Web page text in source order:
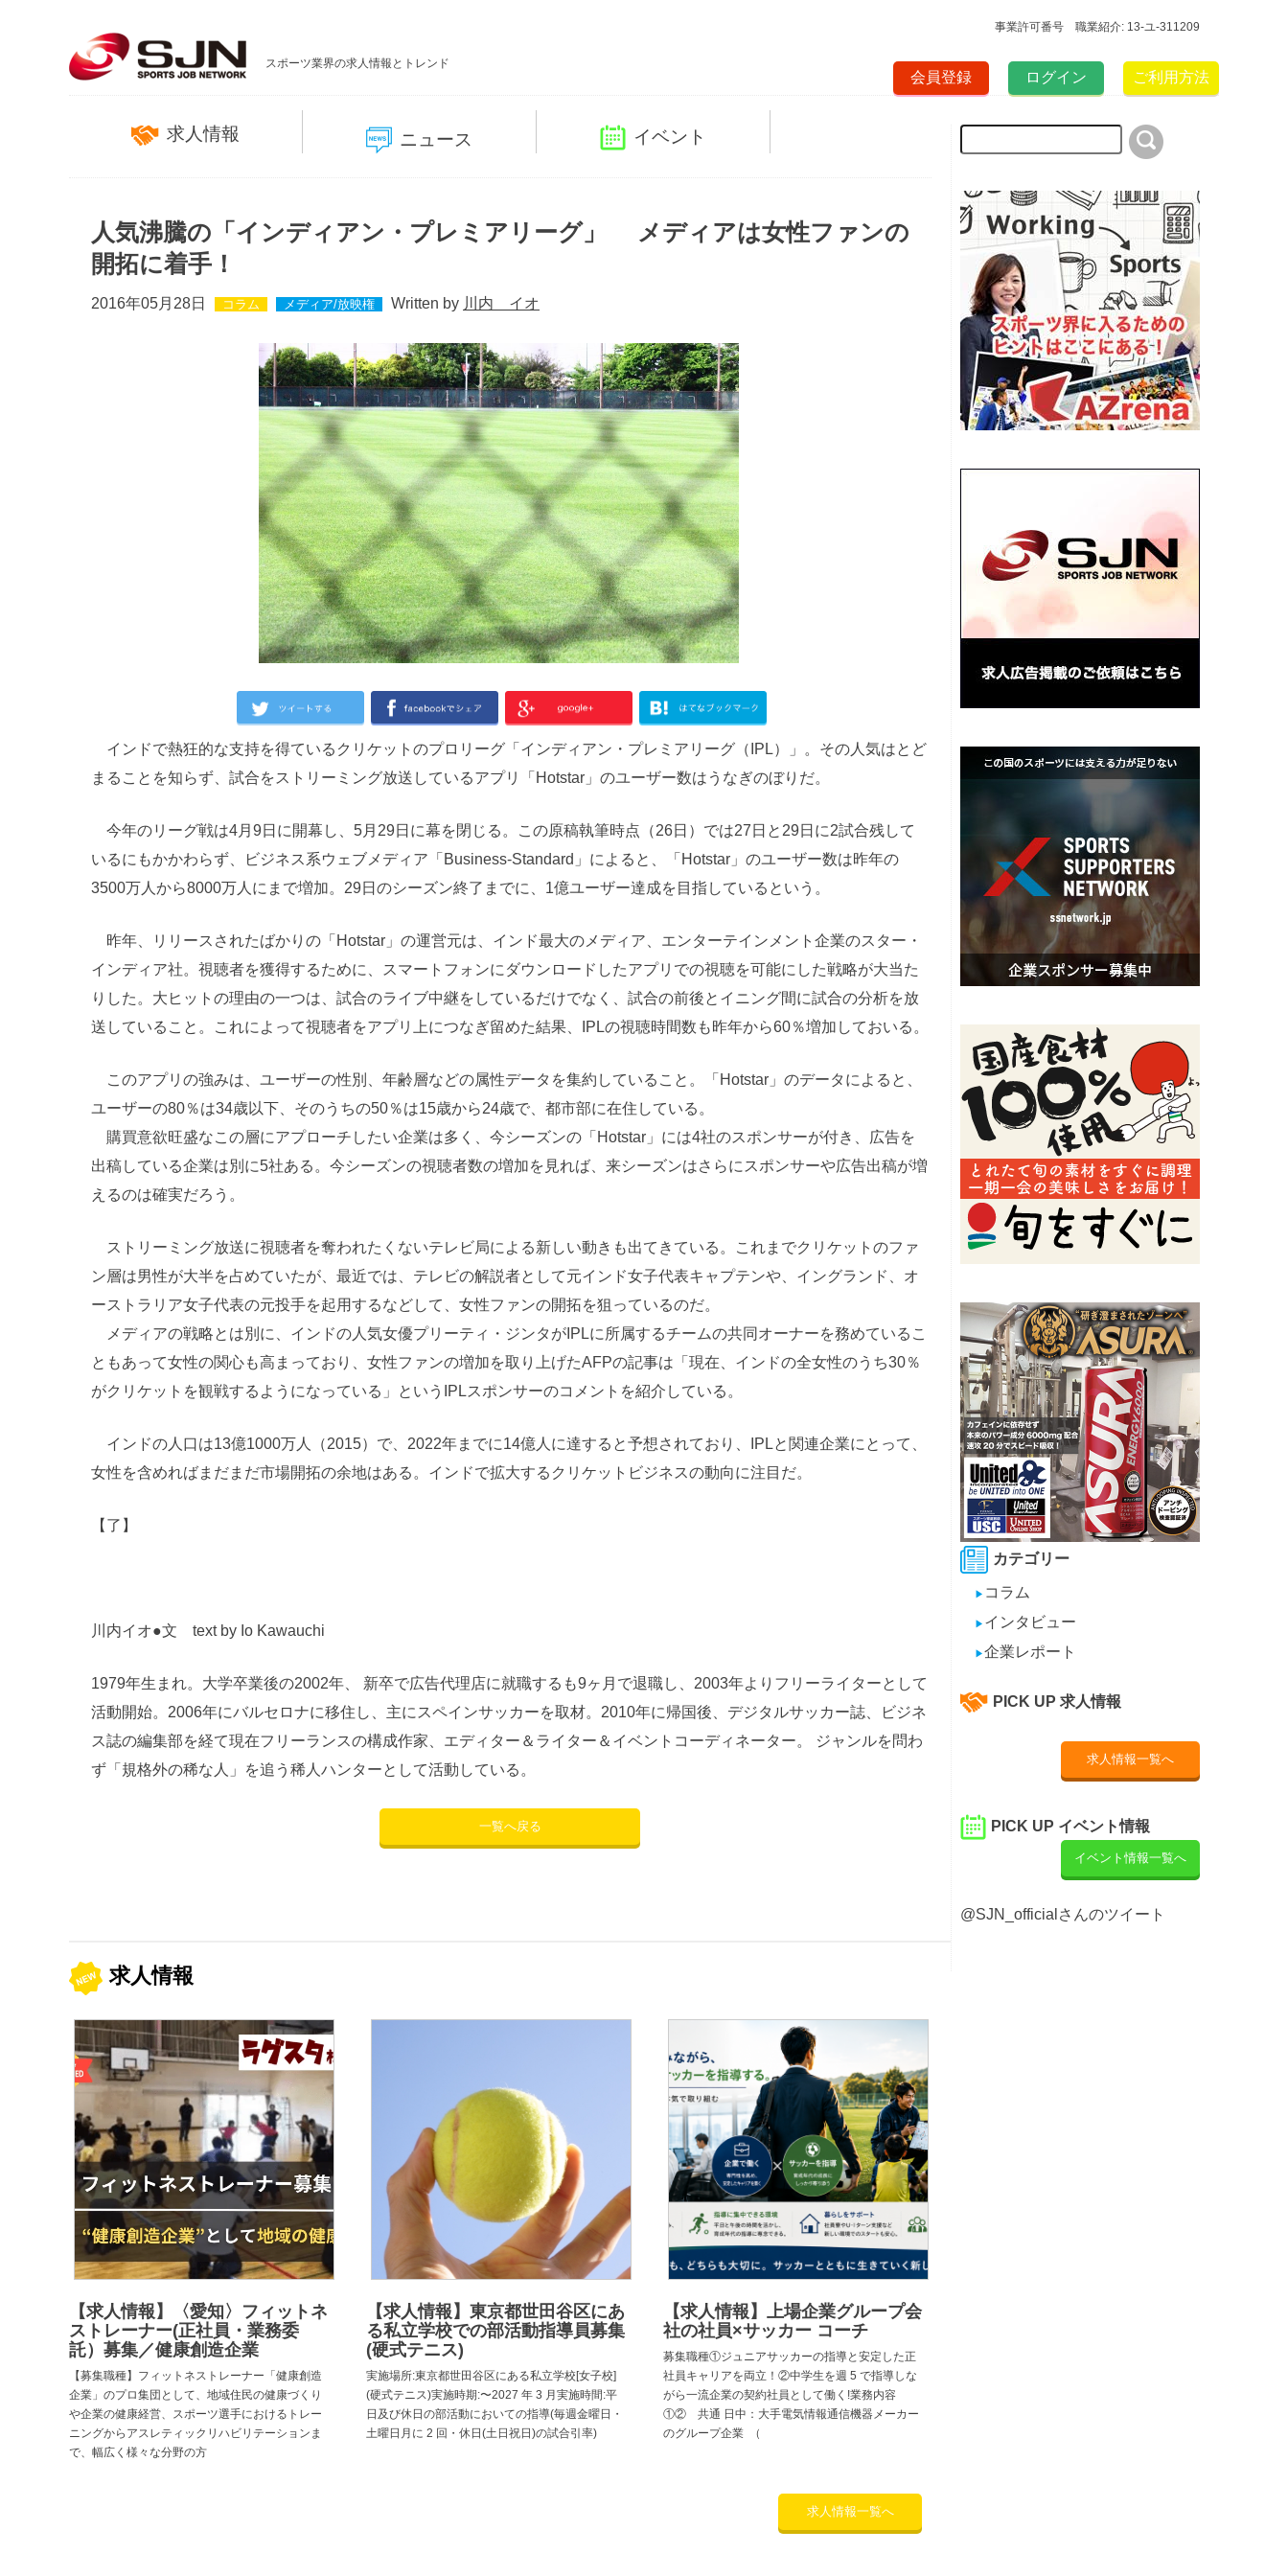
事業許可番号 職業紹介: 13-ユ-311209
スポーツ業界の求人情報とトレンド
会員登録 ログイン ご利用方法
求人情報 ニュース イベント
人気沸騰の「インディアン・プレミアリーグ」 メディアは女性ファンの
開拓に着手！
2016年05月28日 コラム メディア/放映権 Written by 川内 イオ
インドで熱狂的な支持を得ているクリケットのプロリーグ「インディアン・プレミアリーグ（IPL）」。その人気はとど
まることを知らず、試合をストリーミング放送しているアプリ「Hotstar」のユーザー数はうなぎのぼりだ。
今年のリーグ戦は4月9日に開幕し、5月29日に幕を閉じる。この原稿執筆時点（26日）では27日と29日に2試合残して
いるにもかかわらず、ビジネス系ウェブメディア「Business-Standard」によると、「Hotstar」のユーザー数は昨年の
3500万人から8000万人にまで増加。29日のシーズン終了までに、1億ユーザー達成を目指しているという。
昨年、リリースされたばかりの「Hotstar」の運営元は、インド最大のメディア、エンターテインメント企業のスター・
インディア社。視聴者を獲得するために、スマートフォンにダウンロードしたアプリでの視聴を可能にした戦略が大当た
りした。大ヒットの理由の一つは、試合のライブ中継をしているだけでなく、試合の前後とイニング間に試合の分析を放
送していること。これによって視聴者をアプリ上につなぎ留めた結果、IPLの視聴時間数も昨年から60％増加しておいる。
このアプリの強みは、ユーザーの性別、年齢層などの属性データを集約していること。「Hotstar」のデータによると、
ユーザーの80％は34歳以下、そのうちの50％は15歳から24歳で、都市部に在住している。
購買意欲旺盛なこの層にアプローチしたい企業は多く、今シーズンの「Hotstar」には4社のスポンサーが付き、広告を
出稿している企業は別に5社ある。今シーズンの視聴者数の増加を見れば、来シーズンはさらにスポンサーや広告出稿が増
えるのは確実だろう。
ストリーミング放送に視聴者を奪われたくないテレビ局による新しい動きも出てきている。これまでクリケットのファ
ン層は男性が大半を占めていたが、最近では、テレビの解説者として元インド女子代表キャプテンや、イングランド、オ
ーストラリア女子代表の元投手を起用するなどして、女性ファンの開拓を狙っているのだ。
メディアの戦略とは別に、インドの人気女優プリーティ・ジンタがIPLに所属するチームの共同オーナーを務めているこ
ともあって女性の関心も高まっており、女性ファンの増加を取り上げたAFPの記事は「現在、インドの全女性のうち30％
がクリケットを観戦するようになっている」というIPLスポンサーのコメントを紹介している。
インドの人口は13億1000万人（2015）で、2022年までに14億人に達すると予想されており、IPLと関連企業にとって、
女性を含めればまだまだ市場開拓の余地はある。インドで拡大するクリケットビジネスの動向に注目だ。
【了】
川内イオ●文 text by Io Kawauchi
1979年生まれ。大学卒業後の2002年、 新卒で広告代理店に就職するも9ヶ月で退職し、2003年よりフリーライターとして
活動開始。2006年にバルセロナに移住し、主にスペインサッカーを取材。2010年に帰国後、デジタルサッカー誌、ビジネ
ス誌の編集部を経て現在フリーランスの構成作家、エディター＆ライター＆イベントコーディネーター。 ジャンルを問わ
ず「規格外の稀な人」を追う稀人ハンターとして活動している。
一覧へ戻る
求人情報
【求人情報】〈愛知〉フィットネ
ストレーナー(正社員・業務委
託）募集／健康創造企業
【募集職種】フィットネストレーナー「健康創造
企業」のプロ集団として、地域住民の健康づくり
や企業の健康経営、スポーツ選手におけるトレー
ニングからアスレティックリハビリテーションま
で、幅広く様々な分野の方
【求人情報】東京都世田谷区にあ
る私立学校での部活動指導員募集
(硬式テニス)
実施場所:東京都世田谷区にある私立学校[女子校]
(硬式テニス)実施時期:〜2027 年 3 月実施時間:平
日及び休日の部活動においての指導(毎週金曜日・
土曜日月に 2 回・休日(土日祝日)の試合引率)
【求人情報】上場企業グループ会
社の社員×サッカー コーチ
募集職種①ジュニアサッカーの指導と安定した正
社員キャリアを両立！②中学生を週 5 で指導しな
がら一流企業の契約社員として働く!業務内容
①② 共通 日中：大手電気情報通信機器メーカー
のグループ企業 （
求人情報一覧へ
カテゴリー
▶ コラム
▶ インタビュー
▶企業レポート
PICK UP 求人情報
求人情報一覧へ
PICK UP イベント情報
イベント情報一覧へ
@SJN_officialさんのツイート